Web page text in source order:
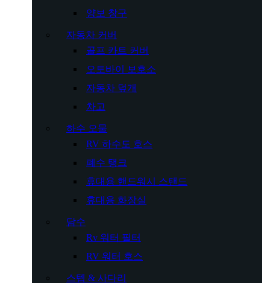
양보 창구
자동차 커버
골프 카트 커버
오토바이 보호소
자동차 덮개
차고
하수 오물
RV 하수도 호스
폐수 탱크
휴대용 핸드워시 스탠드
휴대용 화장실
담수
Rv 워터 필터
RV 워터 호스
스텝 & 사다리